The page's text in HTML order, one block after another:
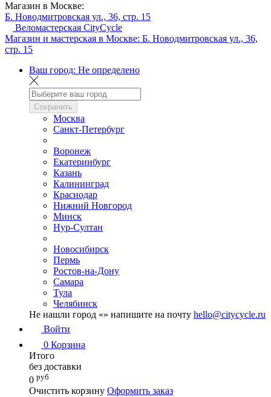
Магазин в Москве:
Б. Новодмитровская ул., 36, стр. 15
Веломастерская CityCycle
Магазин и мастерская в Москве: Б. Новодмитровская ул., 36,
стр. 15
Ваш город: Не определено
Сохранить
Москва
Санкт-Петербург
Воронеж
Екатеринбург
Казань
Калининград
Краснодар
Нижний Новгород
Минск
Нур-Султан
Новосибирск
Пермь
Ростов-на-Дону
Самара
Тула
Челябинск
Не нашли город «» напишите на почту hello@citycycle.ru
Войти
0 Корзина
Итого
без доставки
0 руб
Очистить корзину Оформить заказ